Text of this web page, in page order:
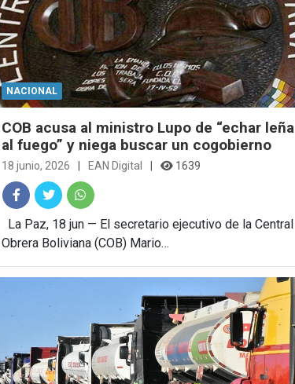
NACIONAL
COB acusa al ministro Lupo de “echar leña
al fuego” y niega buscar un cogobierno
18 junio, 2026 EAN Digital 1639
Fac
ebo
ok
Twitt
er
What
sAp
p
La Paz, 18 jun — El secretario ejecutivo de la Central
Obrera Boliviana (COB) Mario…